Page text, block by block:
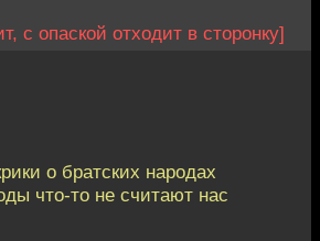
с опаской отходит в сторонку]
о братских народах
что-то не считают нас